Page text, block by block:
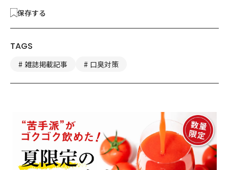
保存する
TAGS
雑誌掲載記事 口臭対策